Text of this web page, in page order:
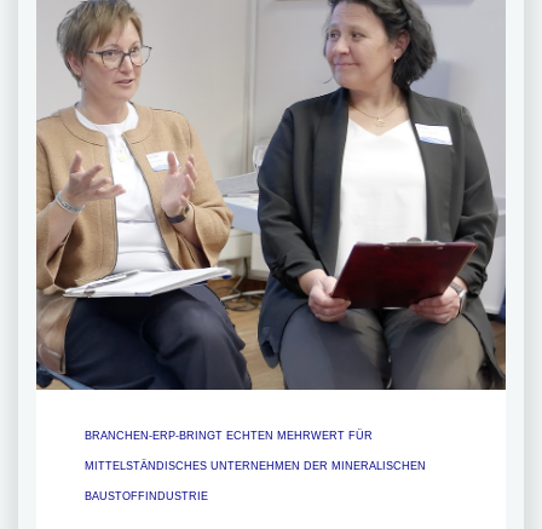
BRANCHEN-ERP-BRINGT ECHTEN MEHRWERT FÜR
MITTELSTÄNDISCHES UNTERNEHMEN DER MINERALISCHEN
BAUSTOFFINDUSTRIE